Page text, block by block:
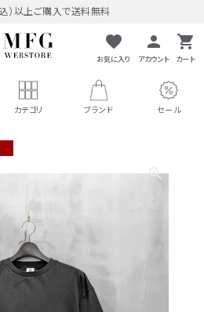
）以上ご購入で送料無料
favorite
お気に入り
person
アカウント
shopping_cart
カート
カテゴリ ブランド セール
search